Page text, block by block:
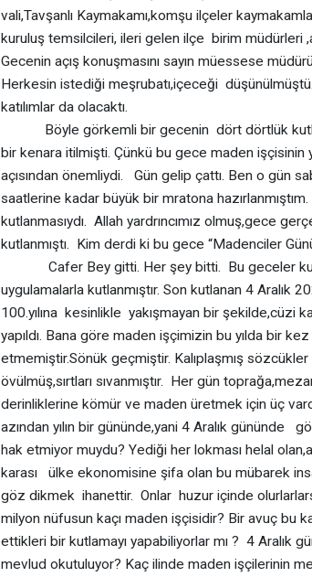
vali,Tavşanlı Kaymakamı,komşu ilçeler
kuruluş temsilcileri, ileri gelen ilçe birim müdürleri
Gecenin açış konuşmasını sayın müessese
Herkesin istediği meşrubatı,içeceği
katılımlar da olacaktı.
Böyle görkemli bir gecenin dört dörtlük
bir kenara itilmişti. Çünkü bu gece maden işçisinin
açısından önemliydi. Gün gelip çattı. Ben o gün
saatlerine kadar büyük bir mratona
kutlanmasıydı. Allah yardrıncımız olmuş,gece
kutlanmıştı. Kim derdi ki bu gece “Madenciler
Cafer Bey gitti. Her şey bitti. Bu geceler
uygulamalarla kutlanmıştır. Son kutlanan 4 Aralık
100.yılına kesinlikle yakışmayan bir şekilde,cüzi
yapıldı. Bana göre maden işçimizin bu yılda bir
etmemiştir.Sönük geçmiştir. Kalıplaşmış
övülmüş,sırtları sıvanmıştır. Her gün
derinliklerine kömür ve maden üretmek için üç
azından yılın bir gününde,yani 4 Aralık gününde
hak etmiyor muydu? Yediği her lokması helal
karası ülke ekonomisine şifa olan bu mübarek
göz dikmek ihanettir. Onlar huzur içinde
milyon nüfusun kaçı maden işçisidir? Bir avuç bu
ettikleri bir kutlamayı yapabiliyorlar mı ? 4 Aralık
mevlud okutuluyor? Kaç ilinde maden işçilerinin